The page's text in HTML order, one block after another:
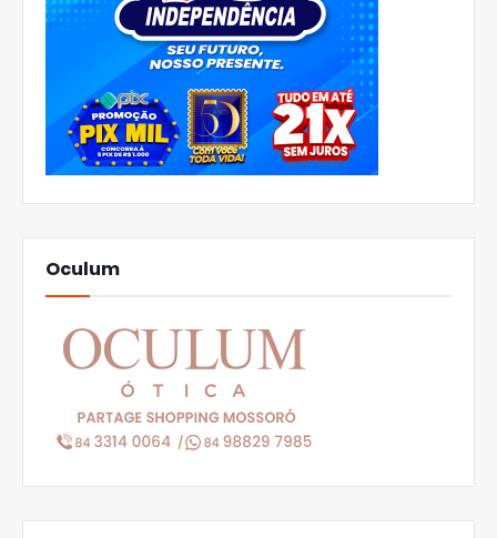
Oculum